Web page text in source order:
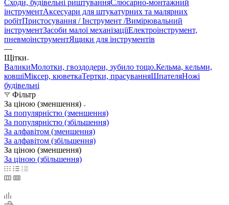
Сходи, будівельні риштуванняСлюсарно-монтажний
інструментАксесуари для штукатурних та малярних
робітПристосування / Інструмент /Вимірювальний
інструментЗасоби малої механізаціїЕлектроінструмент,
пневмоінструментЯщики для інструментів
—
Щітки
ВаликиМолотки, гвоздодери, зубило тощо.Кельма, кельми,
ковшіМіксер, кюветкаТертки, прасуванняШпателяНожі
будівельні
Фільтр
За ціною (зменшення)
За популярністю (зменшення)
За популярністю (збільшення)
За алфавітом (зменшення)
За алфавітом (збільшення)
За ціною (зменшення)
За ціною (збільшення)